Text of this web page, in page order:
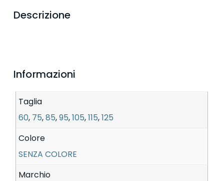
Descrizione
Informazioni
Taglia
60, 75,85,95,105,115,125
Colore
SENZA COLORE
Marchio